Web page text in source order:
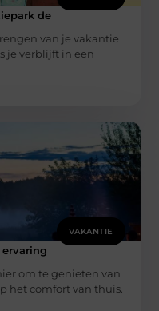
de
van je vakantie
je verblijft in een
VAKANTIE
ervaring
om te genieten van
het comfort van thuis.